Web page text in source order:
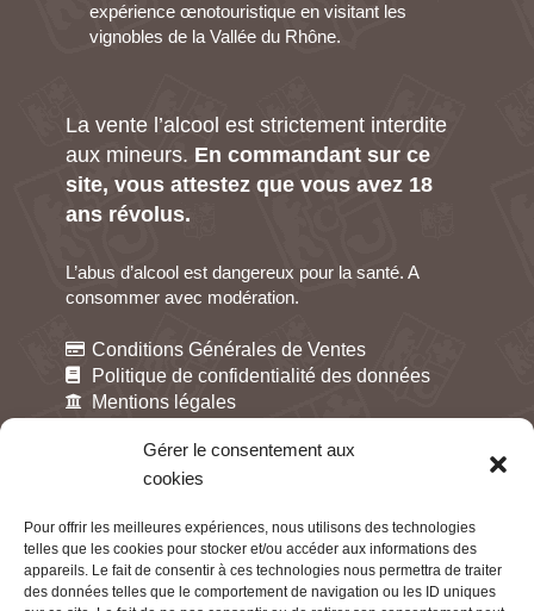
Gérer le consentement aux
cookies
Pour offrir les meilleures expériences, nous utilisons des technologies
telles que les cookies pour stocker et/ou accéder aux informations des
appareils. Le fait de consentir à ces technologies nous permettra de traiter
des données telles que le comportement de navigation ou les ID uniques
expérience œnotouristique en visitant les
vignobles de la Vallée du Rhône.
La vente l’alcool est strictement interdite
aux mineurs. En commandant sur ce
site, vous attestez que vous avez 18
ans révolus.
L’abus d’alcool est dangereux pour la santé. A
consommer avec modération.
Conditions Générales de Ventes
Politique de confidentialité des données
Mentions légales